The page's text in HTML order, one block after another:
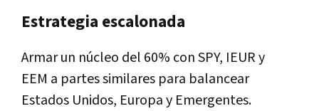
Estrategia escalonada
Armar un núcleo del 60% conSPY, IEURy
EEM a partes similares para balancear
Estados Unidos, Europa y Emergentes.